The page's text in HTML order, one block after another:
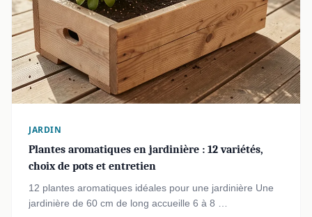
JARDIN
Plantes aromatiques en jardinière : 12 variétés,
choix de pots et entretien
12 plantes aromatiques idéales pour une jardinière Une
jardinière de 60 cm de long accueille 6 à 8 …